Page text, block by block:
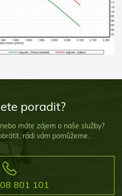
poradit?
máte zájem o naše služby?
rádi vám pomůžeme.
801 101